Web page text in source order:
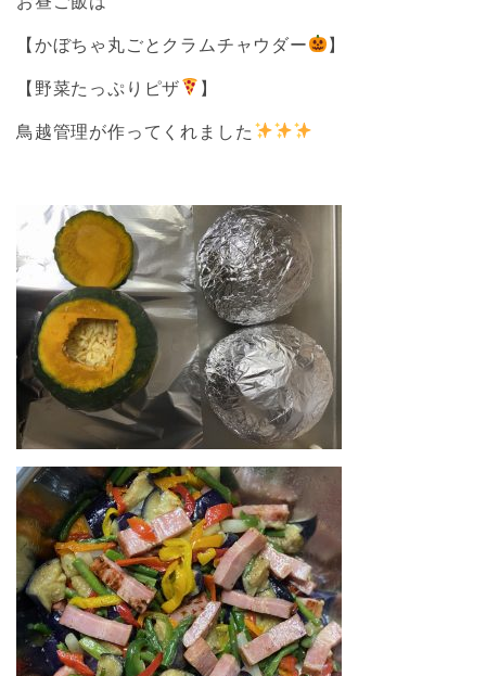
【かぼちゃ丸ごとクラムチャウダー 】
【野菜たっぷりピザ 】
鳥越管理が作ってくれました